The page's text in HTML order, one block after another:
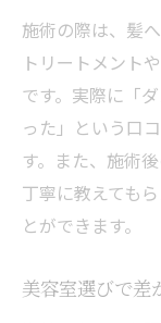
施術の際は、髪
トリートメント
です。実際に「
った」という口
す。また、施術
丁寧に教えても
とができます。
美容室選びで差